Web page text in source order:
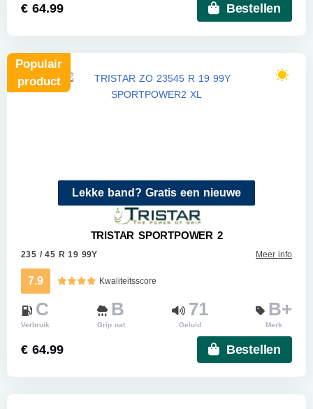
€ 64.99 Bestellen
Lekke band? Gratis een nieuwe
Populair
product
TRISTAR SPORTPOWER 2
235 / 45 R 19 99Y Meer info
7.9 Kwaliteitsscore
C
Verbruik
B
Grip nat
71
Geluid
B+
Merk
€ 64.99 Bestellen